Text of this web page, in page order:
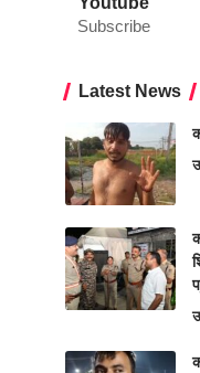
Subscribe
Latest News